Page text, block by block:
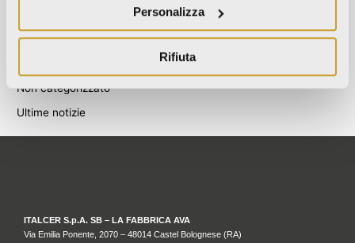
Personalizza
Rifiuta
Categories
Non categorizzato
Ultime notizie
ITALCER S.p.A. SB – LA FABBRICA AVA
Via Emilia Ponente, 2070 – 48014 Castel Bolognese (RA)